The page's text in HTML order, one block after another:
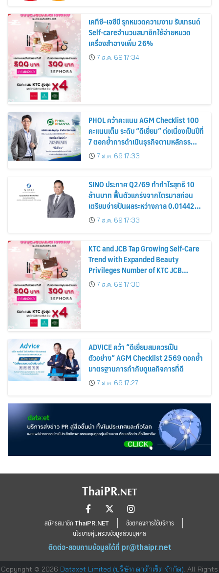
เคทีซี–เจซีบี รุกหมวดความงาม รับเทรนด์
Self-careจำนวนสมาชิกใช้จ่ายหมวด
เครื่องสำอางเพิ่ม 26%
7 ส.ค. 69 17:34
PHOL คว้าคะแนน AGM Checklist 100
คะแนนเต็ม ระดับ “ดีเยี่ยม” ต่อเนื่องเป็นปีที่
7 ตอกย้ำการดำเนินธุรกิจตามหลักธร
รมาภิบาล โปร่งใส สร้างความเชื่อมั่นผู้ถือ
หุ้น
7 ส.ค. 69 17:33
SINO ประกาศ Q2/69 ทำกำไรสุทธิ 10
ล้านบาท ฟื้นตัวแกร่งจากไตรมาสก่อน
เตรียมจ่ายปันผลระหว่างกาล 0.014423
บาทต่อหุ้น ครึ่งปีหลังมุ่งเติบโตต่อเนื่อง
7 ส.ค. 69 17:33
KTC and JCB Tap Growing Self-Care
Trend with Expanded Beauty
Privileges Number of KTC JCB
Cardmembers Spending on
Cosmetics Rises 26%
7 ส.ค. 69 17:30
ADVICE คว้า “ดีเยี่ยมสมควรเป็น
ตัวอย่าง” AGM Checklist 2569 ตอกย้ำ
มาตรฐานการกำกับดูแลกิจการที่ดี
7 ส.ค. 69 17:27
สมัครสมาชิก ThaiPR.NET
ข้อตกลงการใช้บริการ
นโยบายคุ้มครองข้อมูลส่วนบุคคล
ติดต่อ-สอบถามข้อมูลได้ที่ pr@thaipr.net
Copyright © 2026 Dataxet Limited (บริษัท ดาต้าเซ็ต จำกัด). All Rights